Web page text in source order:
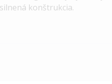
konštrukcia.